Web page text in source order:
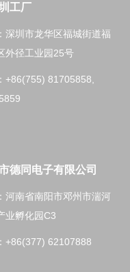
工厂
深圳市龙华区福城街道福
外径工业园25号
+86(755) 81705858,
德同电子有限公司
河南省南阳市邓州市湍河
业孵化园C3
+86(377) 62107888